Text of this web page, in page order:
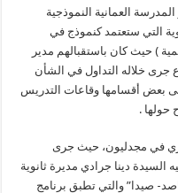
العمانية النموذجية
التي ستعتمد كنموذج في
) حيث كان باستقبالهم مدير
جرى خلاله التداول في الشأن
بعض أقسامها وقاعات التدريس
حولها .
في مجدليون، حيث جرى
دينا جرادي مديرة ثانوية
صيدا” والتي تطبق برنامج